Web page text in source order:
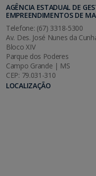
AGÊNCIA ESTADUAL DE
EMPREENDIMENTOS DE
Telefone: (67) 3318-5300
Av. Des. José Nunes da
Bloco XIV
Parque dos Poderes
Campo Grande | MS
CEP: 79.031-310
LOCALIZAÇÃO